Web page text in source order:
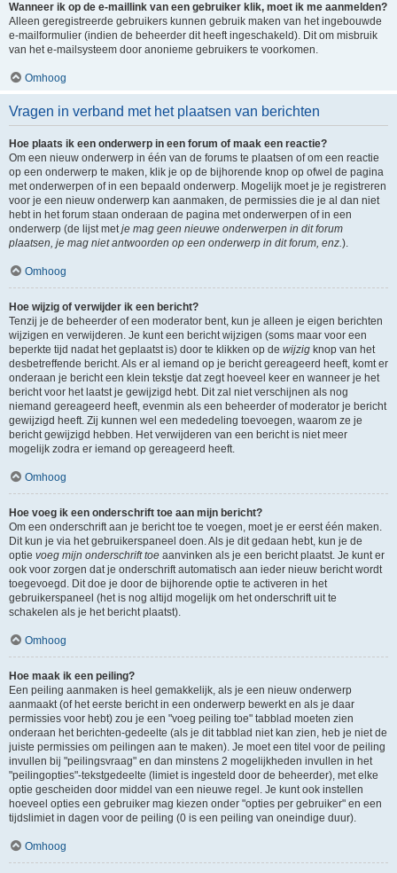
Wanneer ik op de e-maillink van een gebruiker klik, moet ik me aanmelden?
Alleen geregistreerde gebruikers kunnen gebruik maken van het ingebouwde
e-mailformulier (indien de beheerder dit heeft ingeschakeld). Dit om misbruik
van het e-mailsysteem door anonieme gebruikers te voorkomen.
Omhoog
Vragen in verband met het plaatsen van berichten
Hoe plaats ik een onderwerp in een forum of maak een reactie?
Om een nieuw onderwerp in één van de forums te plaatsen of om een reactie
op een onderwerp te maken, klik je op de bijhorende knop op ofwel de pagina
met onderwerpen of in een bepaald onderwerp. Mogelijk moet je je registreren
voor je een nieuw onderwerp kan aanmaken, de permissies die je al dan niet
hebt in het forum staan onderaan de pagina met onderwerpen of in een
onderwerp (de lijst metje mag geen nieuwe onderwerpen in dit forum
plaatsen, je mag niet antwoorden op een onderwerp in dit forum, enz.).
Omhoog
Hoe wijzig of verwijder ik een bericht?
Tenzij je de beheerder of een moderator bent, kun je alleen je eigen berichten
wijzigen en verwijderen. Je kunt een bericht wijzigen (soms maar voor een
beperkte tijd nadat het geplaatst is) door te klikken op de wijzig knop van het
desbetreffende bericht. Als er al iemand op je bericht gereageerd heeft, komt er
onderaan je bericht een klein tekstje dat zegt hoeveel keer en wanneer je het
bericht voor het laatst je gewijzigd hebt. Dit zal niet verschijnen als nog
niemand gereageerd heeft, evenmin als een beheerder of moderator je bericht
gewijzigd heeft. Zij kunnen wel een mededeling toevoegen, waarom ze je
bericht gewijzigd hebben. Het verwijderen van een bericht is niet meer
mogelijk zodra er iemand op gereageerd heeft.
Omhoog
Hoe voeg ik een onderschrift toe aan mijn bericht?
Om een onderschrift aan je bericht toe te voegen, moet je er eerst één maken.
Dit kun je via het gebruikerspaneel doen. Als je dit gedaan hebt, kun je de
optie voeg mijn onderschrift toe aanvinken als je een bericht plaatst. Je kunt er
ook voor zorgen dat je onderschrift automatisch aan ieder nieuw bericht wordt
toegevoegd. Dit doe je door de bijhorende optie te activeren in het
gebruikerspaneel (het is nog altijd mogelijk om het onderschrift uit te
schakelen als je het bericht plaatst).
Omhoog
Hoe maak ik een peiling?
Een peiling aanmaken is heel gemakkelijk, als je een nieuw onderwerp
aanmaakt (of het eerste bericht in een onderwerp bewerkt en als je daar
permissies voor hebt) zou je een "voeg peiling toe" tabblad moeten zien
onderaan het berichten-gedeelte (als je dit tabblad niet kan zien, heb je niet de
juiste permissies om peilingen aan te maken). Je moet een titel voor de peiling
invullen bij "peilingsvraag" en dan minstens 2 mogelijkheden invullen in het
"peilingopties"-tekstgedeelte (limiet is ingesteld door de beheerder), met elke
optie gescheiden door middel van een nieuwe regel. Je kunt ook instellen
hoeveel opties een gebruiker mag kiezen onder "opties per gebruiker" en een
tijdslimiet in dagen voor de peiling (0 is een peiling van oneindige duur).
Omhoog